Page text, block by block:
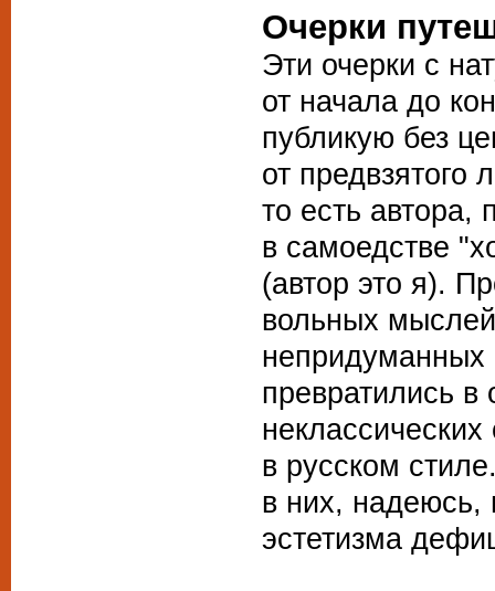
Очерки
Эти очерки с
от начала до
публикую без
от предвзятого
то есть автора,
в самоедстве
(автор это я).
вольных
непридуманных
превратились в
неклассических
в русском
в них, надеюсь,
эстетизма